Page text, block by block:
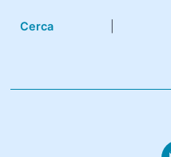
Cerca